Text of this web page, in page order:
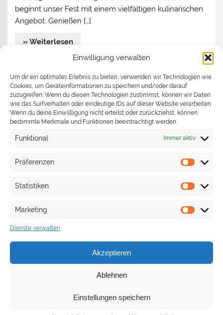
Einwilligung verwalten
Um dir ein optimales Erlebnis zu bieten, verwenden wir Technologien wie
Cookies, um Geräteinformationen zu speichern und/oder darauf
zuzugreifen. Wenn du diesen Technologien zustimmst, können wir Daten
wie das Surfverhalten oder eindeutige IDs auf dieser Website verarbeiten.
Wenn du deine Einwillligung nicht erteilst oder zurückziehst, können
bestimmte Merkmale und Funktionen beeinträchtigt werden.
Funktional Immer aktiv
Präferenzen
Statistiken
Marketing
Dienste verwalten
Akzeptieren
Ablehnen
Einstellungen speichern
beginnt unser Fest mit einem vielfältigen kulinarischen
Angebot. Genießen […]
» Weiterlesen
Jahreshauptversammlung 2026
Begrüßen durfte Kommandant Stefan Turata
Bürgermeister Ronny Habakuk und seine Assistentin
Judith Epp, die Gemeinderäte Ingrid Brauner, Margit
waren Roland Kißling, Frank Luz, Giovanni Sena und
Kreisfeuerwehrverbandsvorsitzende Markus Priesching,
Vertreter der Nachbarwehren aus Hildrizhausen,
» Weiterlesen
Facebook